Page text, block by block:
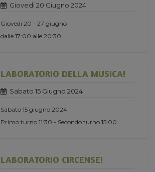
Giovedi 20 Giugno 2024
Giovedì 20 - 27 giugno
dalle 17:00 alle 20:30
LABORATORIO DELLA MUSICA!
Sabato 15 Giugno 2024
Sabato 15 giugno 2024
Primo turno 11:30 - Secondo turno 15:00
LABORATORIO CIRCENSE!